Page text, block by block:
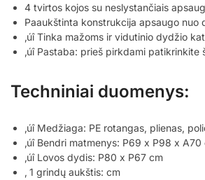
4 tvirtos kojos su neslystančiais
Paaukštinta konstrukcija apsaugo nuo
‚úî Tinka mažoms ir vidutinio dydžio
‚úî Pastaba: prieš pirkdami patikrinkite
Techniniai duomenys:
‚úî Medžiaga: PE rotangas, plienas,
‚úî Bendri matmenys: P69 x P98 x A70
‚úî Lovos dydis: P80 x P67 cm
‚ 1 grindų aukštis: cm